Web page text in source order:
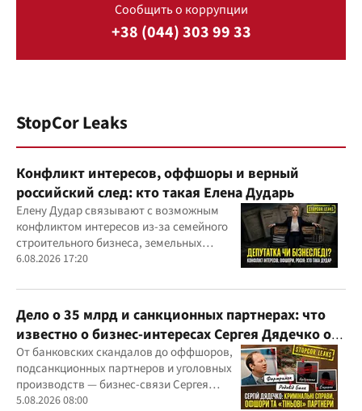
Сообщить о коррупции
+38 (044) 303 99 33
StopCor Leaks
Конфликт интересов, оффшоры и верный
российский след: кто такая Елена Дударь
Елену Дудар связывают с возможным
конфликтом интересов из-за семейного
строительного бизнеса, земельных
скандалов, судебных дел
6.08.2026 17:20
Дело о 35 млрд и санкционных партнерах: что
известно о бизнес-интересах Сергея Дядечко от
"Родовид Банка" до "ФАРМАСЕЛ"
От банковских скандалов до оффшоров,
подсанкционных партнеров и уголовных
производств — бизнес-связи Сергея
Дядечко до сих пор простираются через
5.08.2026 08:00